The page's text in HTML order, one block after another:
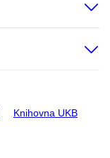
Knihovna UKB